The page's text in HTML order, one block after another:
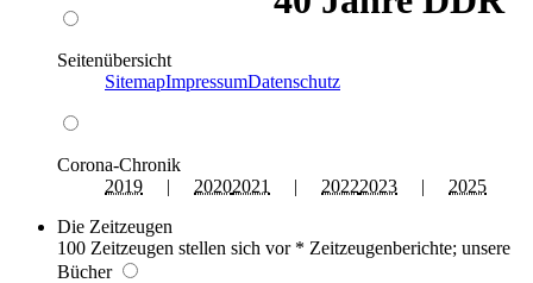
Seitenübersicht
SitemapImpressumDatenschutz
Corona-Chronik
2019 | 20202021 | 20222023 | 2025
Die Zeitzeugen
100 Zeitzeugen stellen sich vor * Zeitzeugenberichte; unsere
Bücher